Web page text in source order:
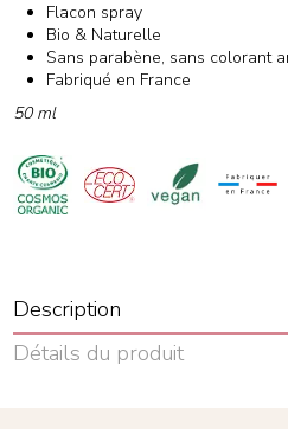
Flacon spray
Bio & Naturelle
Sans parabène, sans colorant
Fabriqué en France
50 ml
Description
Détails du produit